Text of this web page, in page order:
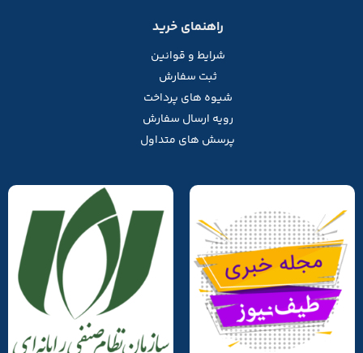
راهنمای خرید
شرایط و قوانین
ثبت سفارش
شیوه های پرداخت
رویه ارسال سفارش
پرسش های متداول